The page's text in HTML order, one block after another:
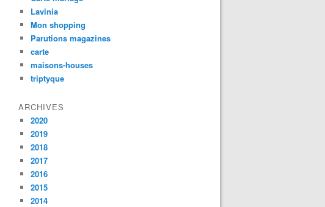
Lavinia
Mon shopping
Parutions magazines
carte
maisons-houses
triptyque
ARCHIVES
2020
2019
2018
2017
2016
2015
2014